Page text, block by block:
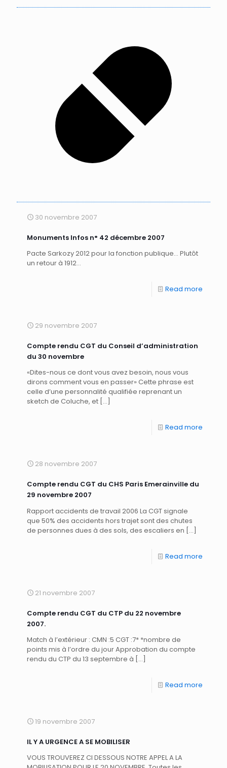
30 novembre 2007
Monuments Infos n° 42 décembre 2007
Pacte Sarkozy 2012 pour la fonction publique… Plutôt
un retour à 1912…
Read more
29 novembre 2007
Compte rendu CGT du Conseil d’administration
du 30 novembre
«Dites-nous ce dont vous avez besoin, nous vous
dirons comment vous en passer» Cette phrase est
celle d’une personnalité qualifiée reprenant un
sketch de Coluche, et […]
Read more
28 novembre 2007
Compte rendu CGT du CHS Paris Emerainville du
29 novembre 2007
Rapport accidents de travail 2006 La CGT signale
que 50% des accidents hors trajet sont des chutes
de personnes dues à des sols, des escaliers en […]
Read more
21 novembre 2007
Compte rendu CGT du CTP du 22 novembre
2007.
Match à l’extérieur : CMN :5 CGT :7* *nombre de
points mis à l’ordre du jour Approbation du compte
rendu du CTP du 13 septembre à […]
Read more
19 novembre 2007
IL Y A URGENCE A SE MOBILISER
VOUS TROUVEREZ CI DESSOUS NOTRE APPEL A LA